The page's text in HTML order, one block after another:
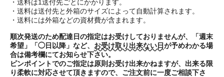
・送料は1送付先ごとにかかります。
・送料は送付先と外箱のサイズによって自動計算されます。
・送料には外箱などの資材費が含まれます。
順次発送のため配達日の指定はお受けしておりませんが、「週末
希望」「◯日以降」など、 お受け取り出来ない日 が予めわかる場
合は備考欄にてお知らせ下さい。
ピンポイントでのご指定は原則お受け出来かねますが、出来る限
り柔軟に対応させて頂きますので、ご注文前に一度ご相談下さ